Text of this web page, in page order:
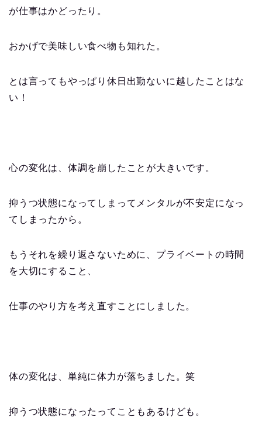
が仕事はかどったり。
おかげで美味しい食べ物も知れた。
とは言ってもやっぱり休日出勤ないに越したことはな
い！
心の変化は、体調を崩したことが大きいです。
抑うつ状態になってしまってメンタルが不安定になっ
てしまったから。
もうそれを繰り返さないために、プライベートの時間
を大切にすること、
仕事のやり方を考え直すことにしました。
体の変化は、単純に体力が落ちました。笑
抑うつ状態になったってこともあるけども。